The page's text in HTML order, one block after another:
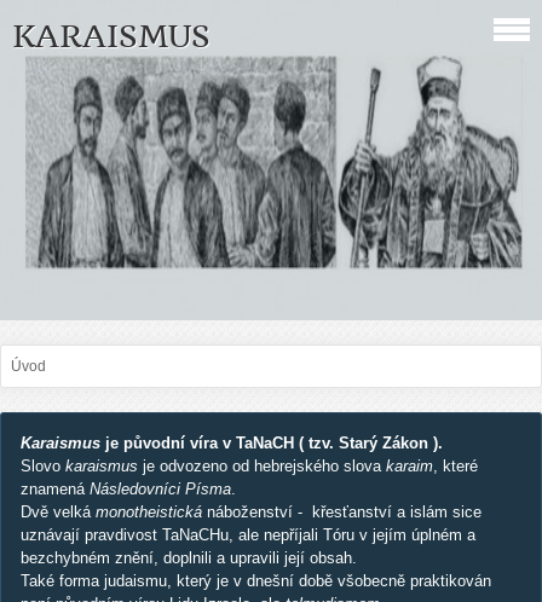
KARAISMUS
Úvod
Karaismus je původní víra v TaNaCH ( tzv. Starý Zákon ).
Slovo karaismus je odvozeno od hebrejského slova karaim, které
znamená Následovníci Písma.
Dvě velká monotheistická náboženství - křesťanství a islám sice
uznávají pravdivost TaNaCHu, ale nepříjali Tóru v jejím úplném a
bezchybném znění, doplnili a upravili její obsah.
Také forma judaismu, který je v dnešní době všobecně praktikován